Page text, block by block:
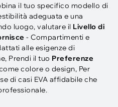
il tuo specifico modello di
adeguata e una
luogo, valutare il Livello di
- Compartimenti e
alle esigenze di
Prendi il tuo Preferenze
colore o design, Per
di casi EVA affidabile che